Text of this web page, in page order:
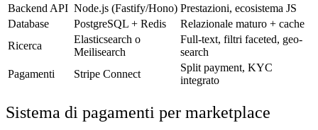
Backend API Node.js (Fastify/Hono) Prestazioni, ecosistema JS
Database
PostgreSQL + Redis
Relazionale maturo + cache
Ricerca
Elasticsearch o
Meilisearch
Full-text, filtri faceted, geo-
search
Pagamenti
Stripe Connect
Split payment, KYC
integrato
Sistema di pagamenti per marketplace